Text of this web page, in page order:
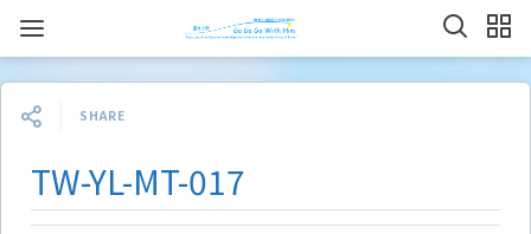
SHARE
TW-YL-MT-017